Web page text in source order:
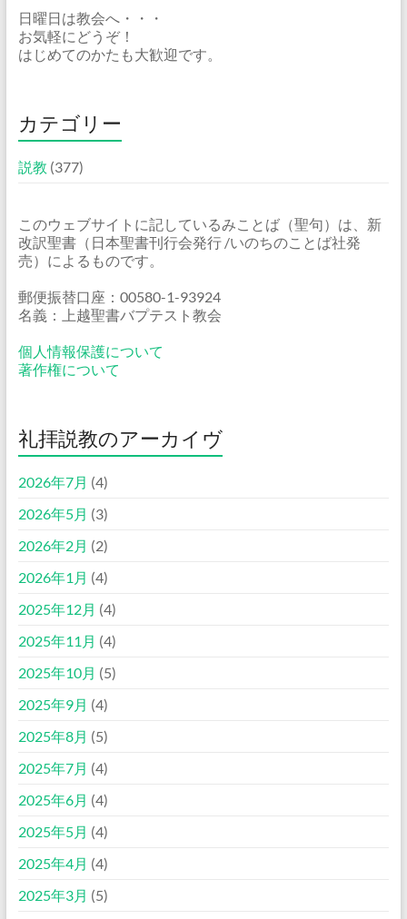
日曜日は教会へ・・・
お気軽にどうぞ！
はじめてのかたも大歓迎です。
カテゴリー
説教 (377)
このウェブサイトに記しているみことば（聖句）は、新
改訳聖書（日本聖書刊行会発行 /いのちのことば社発
売）によるものです。
郵便振替口座：00580-1-93924
名義：上越聖書バプテスト教会
個人情報保護について
著作権について
礼拝説教のアーカイヴ
2026年7月 (4)
2026年5月 (3)
2026年2月 (2)
2026年1月 (4)
2025年12月 (4)
2025年11月 (4)
2025年10月 (5)
2025年9月 (4)
2025年8月 (5)
2025年7月 (4)
2025年6月 (4)
2025年5月 (4)
2025年4月 (4)
2025年3月 (5)